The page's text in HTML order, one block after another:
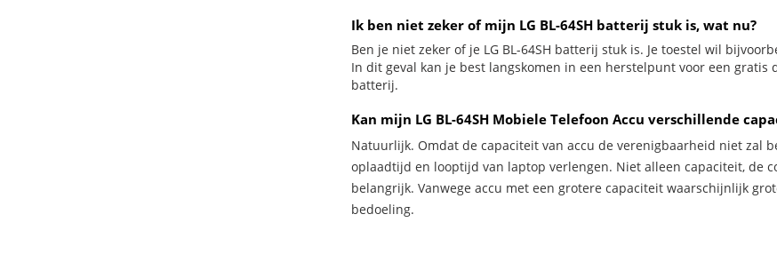
Ik ben niet zeker of mijn LG BL-64SH batterij stuk is, wat nu?
Ben je niet zeker of je LG BL-64SH batterij stuk is. Je toestel wil
In dit geval kan je best langskomen in een herstelpunt voor een gratis
batterij.
Kan mijn LG BL-64SH Mobiele Telefoon Accu verschillende
Natuurlijk. Omdat de capaciteit van accu de verenigbaarheid niet zal
oplaadtijd en looptijd van laptop verlengen. Niet alleen capaciteit, de
belangrijk. Vanwege accu met een grotere capaciteit waarschijnlijk
bedoeling.